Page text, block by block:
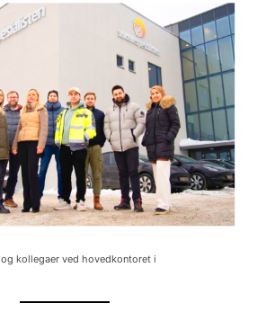
kollegaer ved hovedkontoret i